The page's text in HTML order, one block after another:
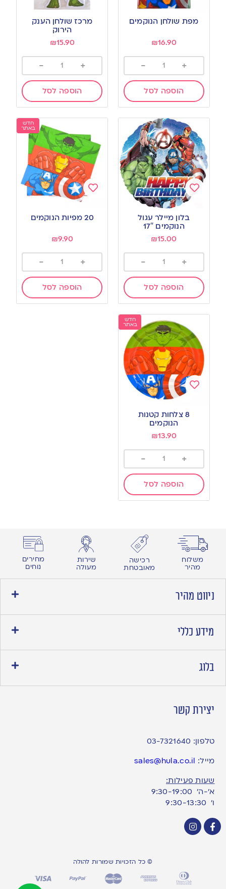
Add
to
wishlist
מפת שולחן הנוקמים
₪16.90
+
-
הוספה לסל
Add
to
wishlist
מרכז שולחן הענק
הירוק
₪15.90
+
-
הוספה לסל
Add
wishlist
בלון מיילר עגול
הנוקמים 17″
₪15.00
+
-
הוספה לסל
חדש
באתר
to
20 מפיות הנוקמים
₪9.90
+
-
הוספה לסל
חדש
באתר
wishlist
8 צלחות קטנות
הנוקמים
₪13.90
+
-
הוספה לסל
משלוח
מהיר
רכישה
מאובטחת
שירות
מעולה
מחירים
נוחים
ניווט מהיר
מידע כללי
בלוג
יצירת קשר
טלפון: 03-7321640
מייל: sales@hula.co.il
שעות פעילות:
א’-ה’ 9:30-19:00
ו׳ 9:30-13:30
© כל הזכויות שמורות להולה